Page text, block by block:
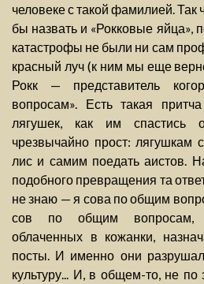
человеке с такой фамилией.
бы назвать и «Рокковые яйца»,
катастрофы не были ни сам
красный луч (к ним мы еще
Рокк — представитель
вопросам». Есть такая
лягушек, как им спастись
чрезвычайно прост: лягушкам
лис и самим поедать аистов.
подобного превращения та
не знаю — я сова по общим
сов по общим вопросам,
облаченных в кожанки,
посты. И именно они
культуру... И, в общем-то, не